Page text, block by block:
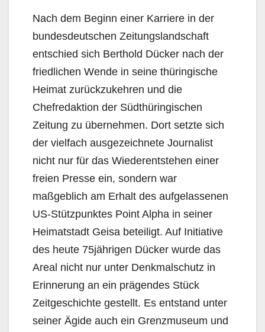
Nach dem Beginn einer Karriere in der
bundesdeutschen Zeitungslandschaft
entschied sich Berthold Dücker nach der
friedlichen Wende in seine thüringische
Heimat zurückzukehren und die
Chefredaktion der Südthüringischen
Zeitung zu übernehmen. Dort setzte sich
der vielfach ausgezeichnete Journalist
nicht nur für das Wiederentstehen einer
freien Presse ein, sondern war
maßgeblich am Erhalt des aufgelassenen
US-Stützpunktes Point Alpha in seiner
Heimatstadt Geisa beteiligt. Auf Initiative
des heute 75jährigen Dücker wurde das
Areal nicht nur unter Denkmalschutz in
Erinnerung an ein prägendes Stück
Zeitgeschichte gestellt. Es entstand unter
seiner Ägide auch ein Grenzmuseum und